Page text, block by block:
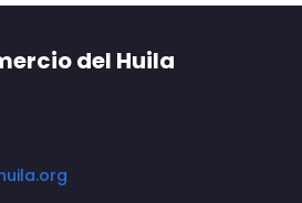
del Huila